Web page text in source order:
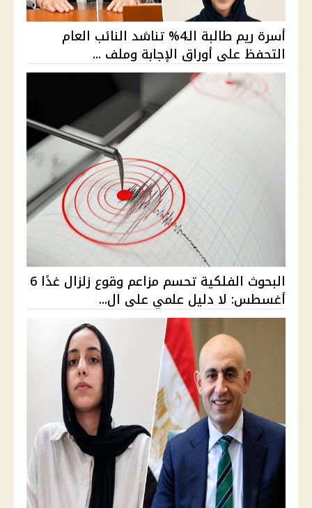
أسرة ريم طالبة الـ4% تناشد النائب العام
التحفظ على أوراق الإجابة وملف ...
البحوث الفلكية تحسم مزاعم وقوع زلزال غدًا 6
أغسطس: لا دليل علمي على ال...